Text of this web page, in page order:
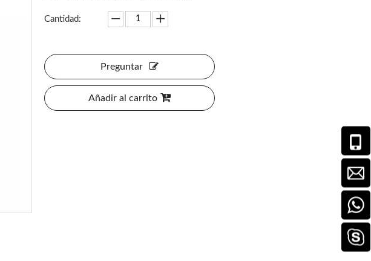
Cantidad:
Preguntar
Añadir al carrito